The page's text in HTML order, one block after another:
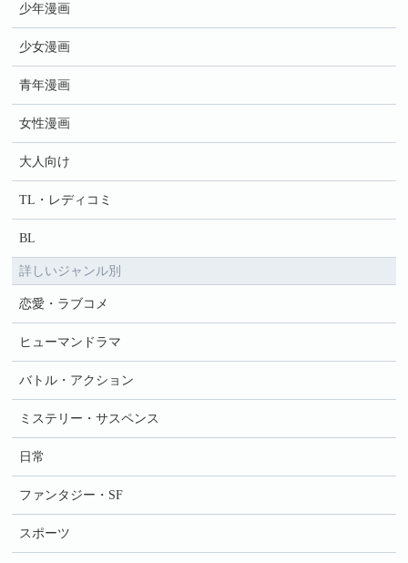
少年漫画
少女漫画
青年漫画
女性漫画
大人向け
TL・レディコミ
BL
詳しいジャンル別
恋愛・ラブコメ
ヒューマンドラマ
バトル・アクション
ミステリー・サスペンス
日常
ファンタジー・SF
スポーツ